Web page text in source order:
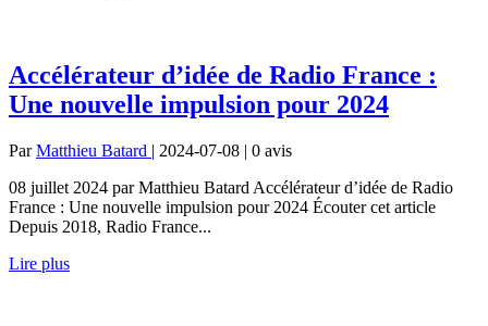
Accélérateur d’idée de Radio France :
Une nouvelle impulsion pour 2024
ParMatthieu Batard | 2024-07-08 | 0 avis
08 juillet 2024 par Matthieu Batard Accélérateur d’idée de Radio
France : Une nouvelle impulsion pour 2024 Écouter cet article
Depuis 2018, Radio France...
Lire plus